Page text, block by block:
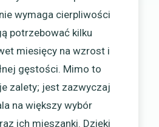
wymaga cierpliwości
potrzebować kilku
miesięcy na wzrost i
gęstości. Mimo to
zalety; jest zazwyczaj
na większy wybór
ich mieszanki. Dzięki